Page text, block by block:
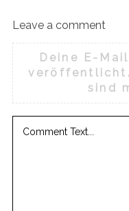
L
e
a
v
e
Leave a comment
Deine E-
veröffentlicht.
sind